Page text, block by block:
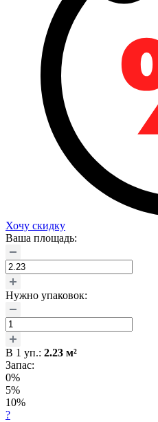
Хочу скидку
Ваша площадь:
Нужно упаковок:
В 1 уп.: 2.23 м²
Запас:
0%
5%
10%
?